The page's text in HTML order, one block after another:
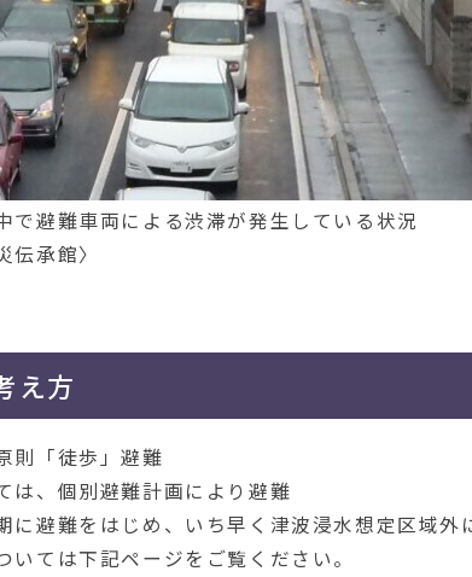
で避難車両による渋滞が発生している状況
伝承館〉
え方
則「徒歩」避難
は、個別避難計画により避難
に避難をはじめ、いち早く津波浸水想定区域外
ては下記ページをご覧ください。